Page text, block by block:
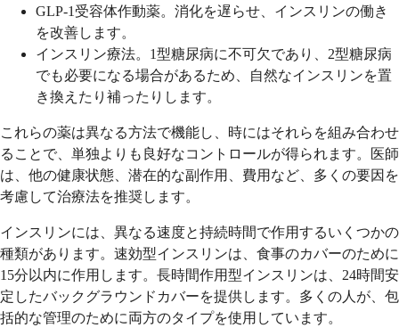
GLP-1受容体作動薬。消化を遅らせ、インスリンの働き
を改善します。
インスリン療法。1型糖尿病に不可欠であり、2型糖尿病
でも必要になる場合があるため、自然なインスリンを置
き換えたり補ったりします。
これらの薬は異なる方法で機能し、時にはそれらを組み合わせ
ることで、単独よりも良好なコントロールが得られます。医師
は、他の健康状態、潜在的な副作用、費用など、多くの要因を
考慮して治療法を推奨します。
インスリンには、異なる速度と持続時間で作用するいくつかの
種類があります。速効型インスリンは、食事のカバーのために
15分以内に作用します。長時間作用型インスリンは、24時間安
定したバックグラウンドカバーを提供します。多くの人が、包
括的な管理のために両方のタイプを使用しています。